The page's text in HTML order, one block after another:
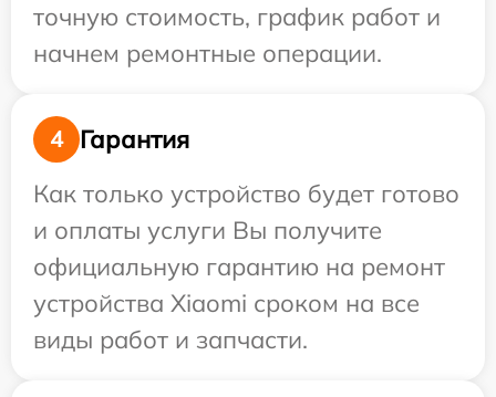
точную стоимость, график работ и
начнем ремонтные операции.
4
Гарантия
Как только устройство будет готово
и оплаты услуги Вы получите
официальную гарантию на ремонт
устройства Xiaomi сроком на все
виды работ и запчасти.